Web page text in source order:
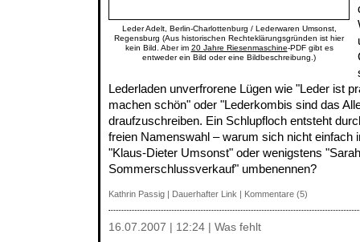
Leder Adelt, Berlin-Charlottenburg / Lederwaren Umsonst,
Regensburg (Aus historischen Rechteklärungsgründen ist hier
kein Bild. Aber im 20 Jahre Riesenmaschine-PDF gibt es
entweder ein Bild oder eine Bildbeschreibung.)
Lederladen unverfrorene Lügen wie "Leder ist
machen schön" oder "Lederkombis sind das
draufzuschreiben. Ein Schlupfloch entsteht
freien Namenswahl – warum sich nicht einfach
"Klaus-Dieter Umsonst" oder wenigstens
Sommerschlussverkauf" umbenennen?
Kathrin Passig | Dauerhafter Link | Kommentare (5)
16.07.2007 | 12:24 | Was fehlt